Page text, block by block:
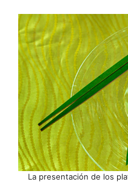
La presentación de los